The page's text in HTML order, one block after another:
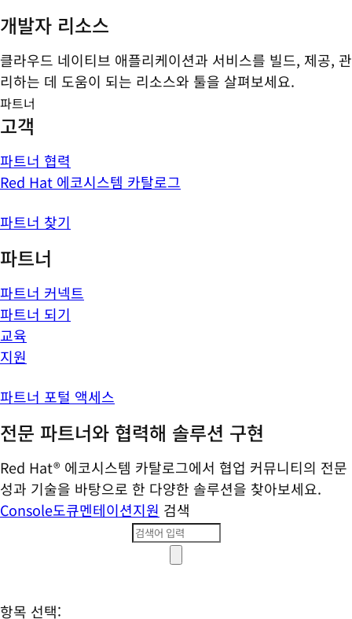
개발자 리소스
클라우드 네이티브 애플리케이션과 서비스를 빌드, 제공, 관
리하는 데 도움이 되는 리소스와 툴을 살펴보세요.
파트너
고객
파트너 협력
Red Hat 에코시스템 카탈로그
파트너 찾기
파트너
파트너 커넥트
파트너 되기
교육
지원
파트너 포털 액세스
전문 파트너와 협력해 솔루션 구현
Red Hat® 에코시스템 카탈로그에서 협업 커뮤니티의 전문
성과 기술을 바탕으로 한 다양한 솔루션을 찾아보세요.
Console도큐멘테이션지원 검색
항목 선택: